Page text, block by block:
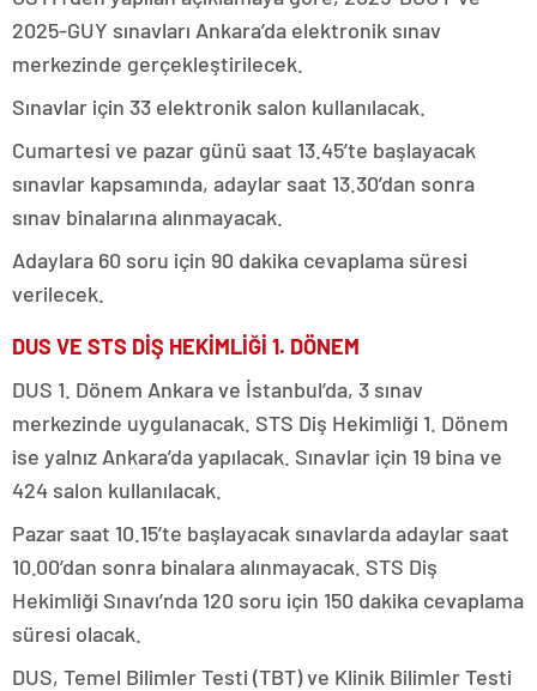
2025-GUY sınavları Ankara’da elektronik sınav
merkezinde gerçekleştirilecek.
Sınavlar için 33 elektronik salon kullanılacak.
Cumartesi ve pazar günü saat 13.45’te başlayacak
sınavlar kapsamında, adaylar saat 13.30’dan sonra
sınav binalarına alınmayacak.
Adaylara 60 soru için 90 dakika cevaplama süresi
verilecek.
DUS VE STS DİŞ HEKİMLİĞİ 1. DÖNEM
DUS 1. Dönem Ankara ve İstanbul’da, 3 sınav
merkezinde uygulanacak. STS Diş Hekimliği 1. Dönem
ise yalnız Ankara’da yapılacak. Sınavlar için 19 bina ve
424 salon kullanılacak.
Pazar saat 10.15’te başlayacak sınavlarda adaylar saat
10.00’dan sonra binalara alınmayacak. STS Diş
Hekimliği Sınavı’nda 120 soru için 150 dakika cevaplama
süresi olacak.
DUS, Temel Bilimler Testi (TBT) ve Klinik Bilimler Testi